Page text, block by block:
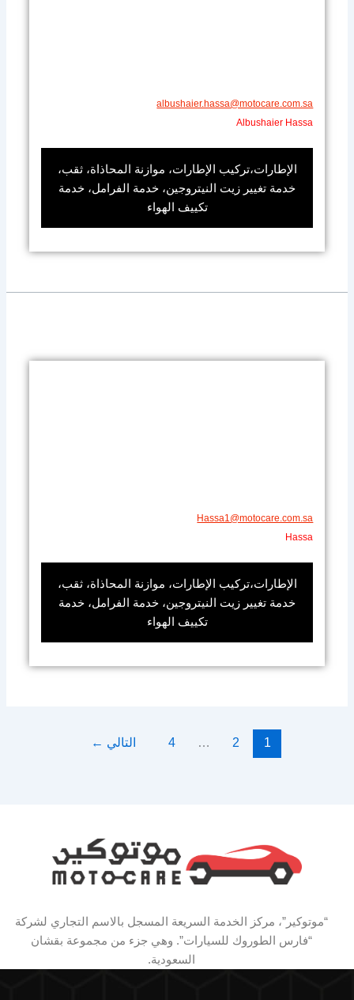
​​albushaier.hassa@motocare.com.sa​
Albushaier Hassa
الإطارات،تركيب الإطارات، موازنة المحاذاة، ثقب،
خدمة تغيير زيت النيتروجين، خدمة الفرامل، خدمة
تكييف الهواء
​Hassa1@motocare.com.sa​
​Hassa
الإطارات،تركيب الإطارات، موازنة المحاذاة، ثقب،
خدمة تغيير زيت النيتروجين، خدمة الفرامل، خدمة
تكييف الهواء
1
2
…
4 التالي ←
“موتوكير”، مركز الخدمة السريعة المسجل بالاسم التجاري لشركة
“فارس الطوروك للسيارات”. وهي جزء من مجموعة بقشان
السعودية.